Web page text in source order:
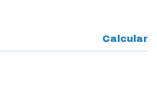
Calcular